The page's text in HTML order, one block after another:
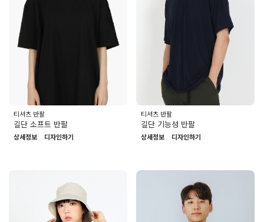
티셔츠 반팔
길단 소프트 반팔
상세정보 디자인하기
티셔츠 반팔
길단 기능성 반팔
상세정보 디자인하기